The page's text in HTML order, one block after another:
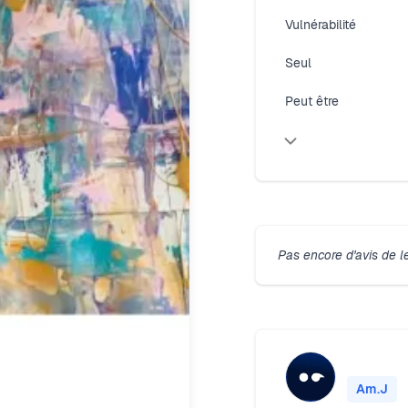
Vulnérabilité
Seul
Peut être
Pas encore d'avis de
Am.J